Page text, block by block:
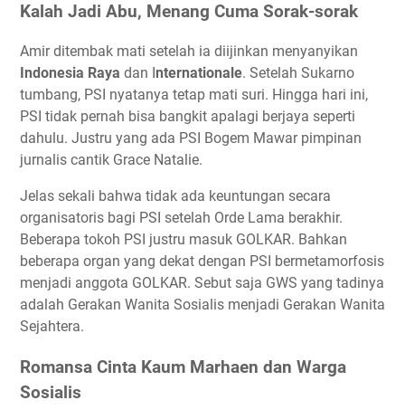
Kalah Jadi Abu, Menang Cuma Sorak-sorak
Amir ditembak mati setelah ia diijinkan menyanyikan
Indonesia Raya dan I nternationale. Setelah Sukarno
tumbang, PSI nyatanya tetap mati suri. Hingga hari ini,
PSI tidak pernah bisa bangkit apalagi berjaya seperti
dahulu. Justru yang ada PSI Bogem Mawar pimpinan
jurnalis cantik Grace Natalie.
Jelas sekali bahwa tidak ada keuntungan secara
organisatoris bagi PSI setelah Orde Lama berakhir.
Beberapa tokoh PSI justru masuk GOLKAR. Bahkan
beberapa organ yang dekat dengan PSI bermetamorfosis
menjadi anggota GOLKAR. Sebut saja GWS yang tadinya
adalah Gerakan Wanita Sosialis menjadi Gerakan Wanita
Sejahtera.
Romansa Cinta Kaum Marhaen dan Warga
Sosialis